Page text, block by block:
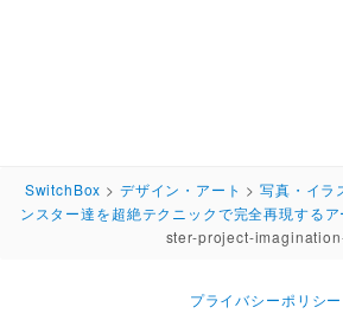
SwitchBox > デザイン・アート >写真・イラ
ンスター達を超絶テクニックで完全再現するア
ster-project-
プライバシーポリシー